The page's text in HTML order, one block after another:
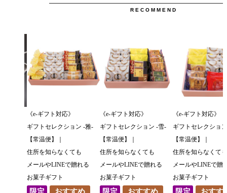
RECOMMEND
《e-ギフト対応》
ギフトセレクション -雅-
【常温便】｜
住所を知らなくても
メールやLINEで贈れる
お菓子ギフト
限定
おすすめ
《e-ギフト対応》
ギフトセレクション -雪-
【常温便】｜
住所を知らなくても
メールやLINEで贈れる
お菓子ギフト
限定
おすすめ
《e-ギフト対応》
ギフトセレクショ
【常温便】｜
住所を知らなくても
メールやLINEで贈
お菓子ギフト
限定
おすす